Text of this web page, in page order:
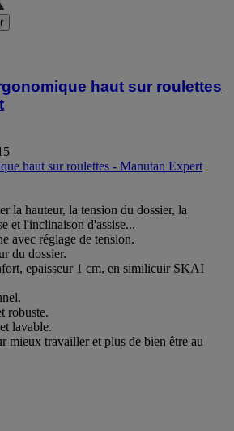
haut sur roulettes
haut sur roulettes - Manutan Expert
la hauteur, la tension du dossier, la
et l'inclinaison d'assise...
avec réglage de tension.
du dossier.
epaisseur 1 cm, en similicuir SKAI
robuste.
lavable.
mieux travailler et plus de bien être au